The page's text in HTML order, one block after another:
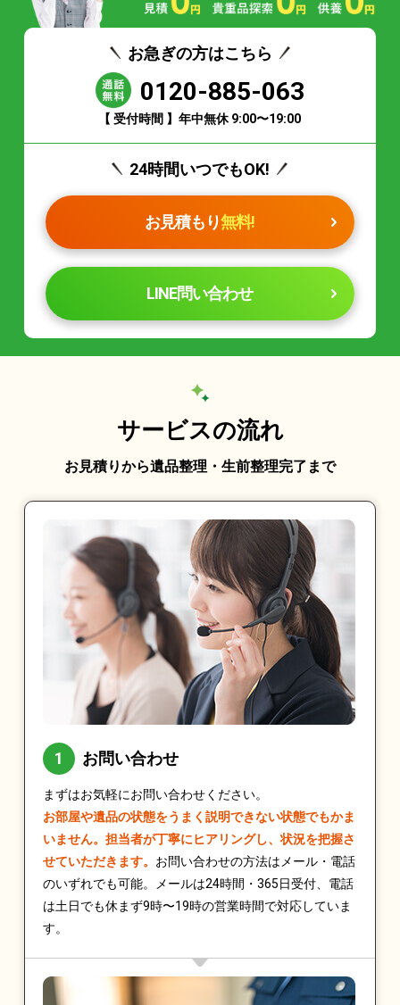
お急ぎの方はこちら
0120-885-063
【 受付時間 】年中無休 9:00〜19:00
24時間いつでもOK!
お見積もり無料!
LINE問い合わせ
サービスの流れ
お見積りから遺品整理・生前整理完了まで
お問い合わせ
まずはお気軽にお問い合わせください。
お部屋や遺品の状態をうまく説明できない状態でもかま
いません。担当者が丁寧にヒアリングし、状況を把握さ
せていただきます。 お問い合わせの方法はメール・電話
のいずれでも可能。メールは24時間・365日受付、電話
は土日でも休まず9時〜19時の営業時間で対応していま
す。